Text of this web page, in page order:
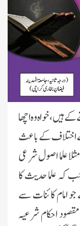
، خواہ وہ اچھا
اختلاف کے باعث
علما اصول شرعی
کہ علما حدیث کا
امام کائنات سے
احکام شرعیہ